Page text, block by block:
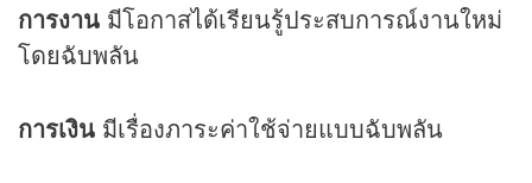
การงาน มีโอกาสได้เรียนรู้ประสบการณ์งานใหม่
โดยฉับพลัน
การเงิน มีเรื่องภาระค่าใช้จ่ายแบบฉับพลัน